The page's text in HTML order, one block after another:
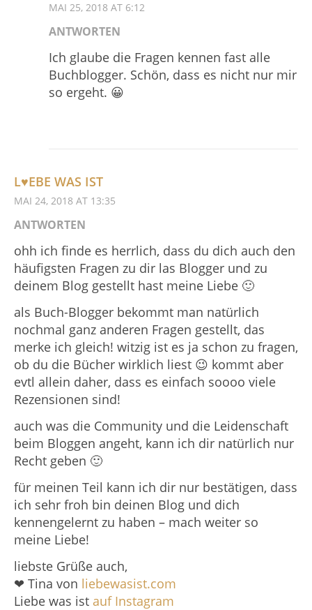
MAI 25, 2018 AT 6:12
ANTWORTEN
Ich glaube die Fragen kennen fast alle
Buchblogger. Schön, dass es nicht nur mir
so ergeht. 😀
L♥EBE WAS IST
MAI 24, 2018 AT 13:35
ANTWORTEN
ohh ich finde es herrlich, dass du dich auch den
häufigsten Fragen zu dir las Blogger und zu
deinem Blog gestellt hast meine Liebe 🙂
als Buch-Blogger bekommt man natürlich
nochmal ganz anderen Fragen gestellt, das
merke ich gleich! witzig ist es ja schon zu fragen,
ob du die Bücher wirklich liest 😉 kommt aber
evtl allein daher, dass es einfach soooo viele
Rezensionen sind!
auch was die Community und die Leidenschaft
beim Bloggen angeht, kann ich dir natürlich nur
Recht geben 🙂
für meinen Teil kann ich dir nur bestätigen, dass
ich sehr froh bin deinen Blog und dich
kennengelernt zu haben – mach weiter so
meine Liebe!
liebste Grüße auch,
❤ Tina von liebewasist.com
Liebe was ist auf Instagram